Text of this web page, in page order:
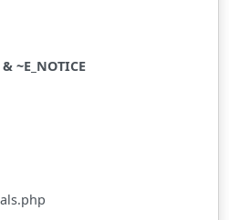
~E_NOTICE